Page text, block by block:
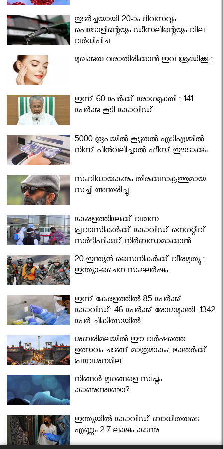
തുടർച്ചയായി 20-ാം ദിവസവും
പെട്രോളിന്റെയും ഡീസലിന്റെയും വില
വര്‍ധിപ്പിച്ചു
മുഖക്കുരു വരാതിരിക്കാന്‍ ഇവ ശ്രദ്ധിക്കൂ ;
ഇന്ന് 60 പേർക്ക് രോഗമുക്തി ; 141
പേര്‍ക്കു കൂടി കോവിഡ്
5000 രൂപയിൽ കൂടുതൽ എടിഎമ്മിൽ
നിന്ന് പിൻവലിച്ചാൽ ഫീസ് ഈടാക്കും..
സംവിധായകനും തിരക്കഥാകൃത്തുമായ
സച്ചി അന്തരിച്ചു.
കേരളത്തിലേക്ക് വരുന്ന
പ്രവാസികള്‍ക്ക് കോവിഡ് നെഗറ്റീവ്
സര്‍ട്ടിഫിക്കറ്റ് നിർബന്ധമാക്കാൻ
മന്ത്രിസഭ
20 ഇന്ത്യൻ സൈനികർക്ക് വീരമൃത്യു ;
ഇന്ത്യാ-ചൈന സംഘർഷം
ഇന്ന് കേരളത്തിൽ 85 പേർക്ക്
കോവിഡ്; 46 പേർക്ക് രോഗമുക്തി, 1342
പേർ ചികിത്സയിൽ
ശബരിമലയില്‍ ഈ വർഷത്തെ
ഉത്സവം ചടങ്ങ് മാത്രമാകും; ഭക്തർക്ക്
പ്രവേശനമില്ല
നിങ്ങള്‍ മൃഗങ്ങളെ സ്വപ്നം
കാണുന്നുണ്ടോ?
ഇന്ത്യയിൽ കോവിഡ് ബാധിതരുടെ
എണ്ണം 2.7 ലക്ഷം കടന്നു